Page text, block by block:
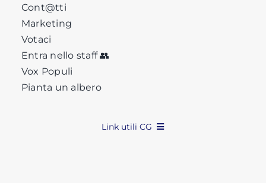
Cont@tti
Marketing
Votaci
Entra nello staff 👥
Vox Populi
Pianta un albero
Link utili CG